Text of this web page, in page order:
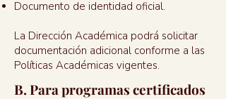
Documento de identidad oficial.
La Dirección Académica podrá solicitar
documentación adicional conforme a las
Políticas Académicas vigentes.
B. Para programas certificados